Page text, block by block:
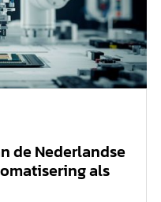
de Nederlandse
als